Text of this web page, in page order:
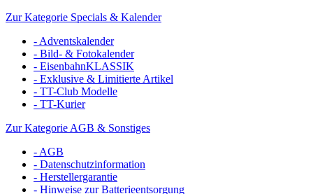
Zur Kategorie Specials & Kalender
- Adventskalender
- Bild- & Fotokalender
- EisenbahnKLASSIK
- Exklusive & Limitierte Artikel
- TT-Club Modelle
- TT-Kurier
Zur Kategorie AGB & Sonstiges
- AGB
- Datenschutzinformation
- Herstellergarantie
- Hinweise zur Batterieentsorgung